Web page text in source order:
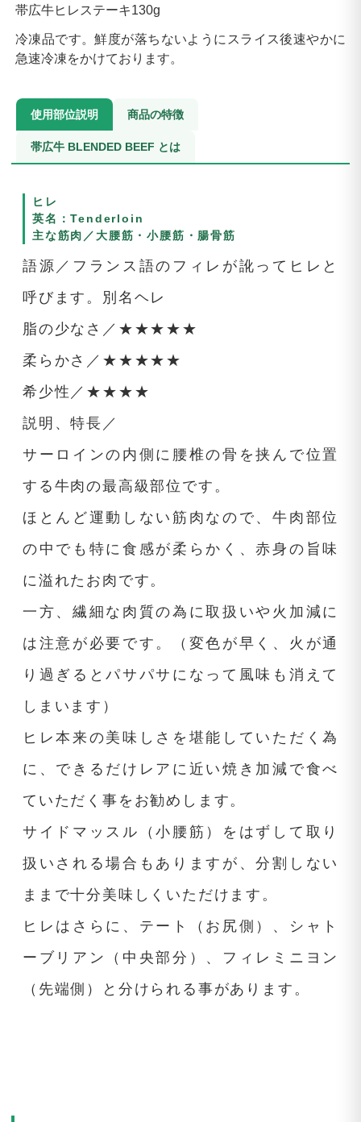
帯広牛ヒレステーキ130g
冷凍品です。鮮度が落ちないようにスライス後速やかに
急速冷凍をかけております。
使用部位説明 商品の特徴
帯広牛 BLENDED BEEF とは
ヒレ
英名：Tenderloin
主な筋肉／大腰筋・小腰筋・腸骨筋
語源／フランス語のフィレが訛ってヒレと
呼びます。別名ヘレ
脂の少なさ／★★★★★
柔らかさ／★★★★★
希少性／★★★★
説明、特長／
サーロインの内側に腰椎の骨を挟んで位置
する牛肉の最高級部位です。
ほとんど運動しない筋肉なので、牛肉部位
の中でも特に食感が柔らかく、赤身の旨味
に溢れたお肉です。
一方、繊細な肉質の為に取扱いや火加減に
は注意が必要です。（変色が早く、火が通
り過ぎるとパサパサになって風味も消えて
しまいます）
ヒレ本来の美味しさを堪能していただく為
に、できるだけレアに近い焼き加減で食べ
ていただく事をお勧めします。
サイドマッスル（小腰筋）をはずして取り
扱いされる場合もありますが、分割しない
ままで十分美味しくいただけます。
ヒレはさらに、テート（お尻側）、シャト
ーブリアン（中央部分）、フィレミニヨン
（先端側）と分けられる事があります。